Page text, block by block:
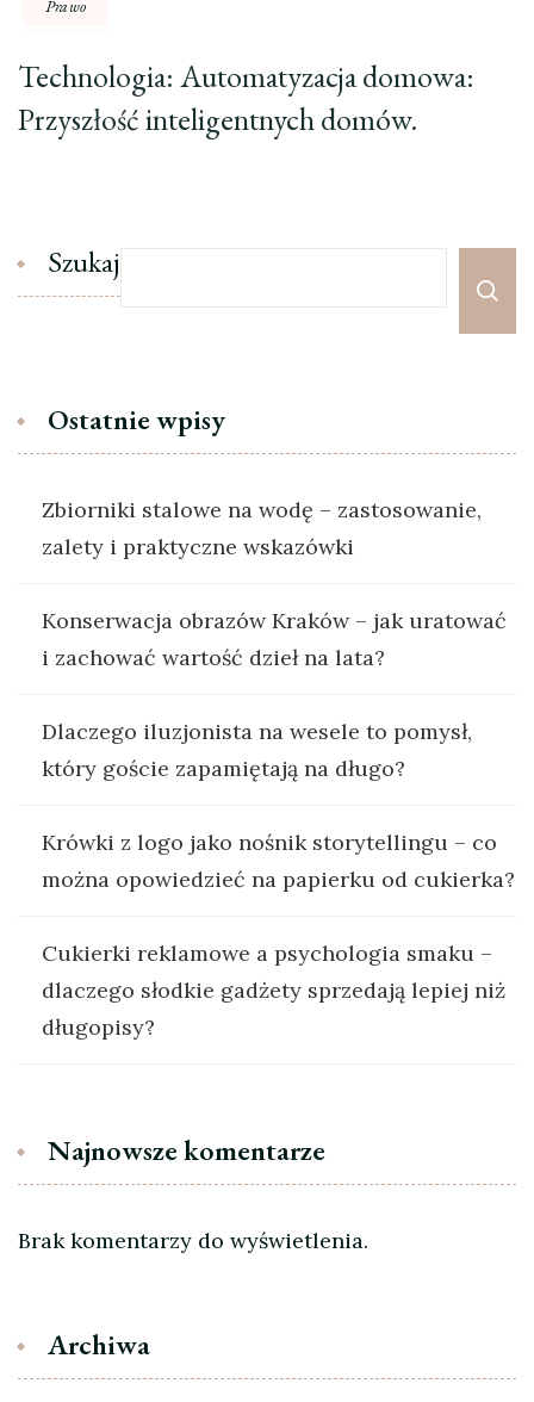
Prawo
Technologia: Automatyzacja domowa:
Przyszłość inteligentnych domów.
Szukaj
Ostatnie wpisy
Zbiorniki stalowe na wodę – zastosowanie,
zalety i praktyczne wskazówki
Konserwacja obrazów Kraków – jak uratować
i zachować wartość dzieł na lata?
Dlaczego iluzjonista na wesele to pomysł,
który goście zapamiętają na długo?
Krówki z logo jako nośnik storytellingu – co
można opowiedzieć na papierku od cukierka?
Cukierki reklamowe a psychologia smaku –
dlaczego słodkie gadżety sprzedają lepiej niż
długopisy?
Najnowsze komentarze
Brak komentarzy do wyświetlenia.
Archiwa